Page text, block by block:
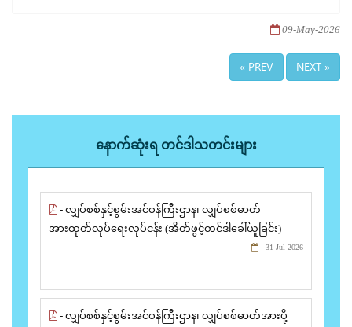
09-May-2026
« PREV NEXT »
နောက်ဆုံးရ တင်ဒါသတင်းများ
- လျှပ်စစ်နှင့်စွမ်းအင်ဝန်ကြီးဌာန၊ လျှပ်စစ်ဓာတ်
အားထုတ်လုပ်ရေးလုပ်ငန်း (အိတ်ဖွင့်တင်ဒါခေါ်ယူခြင်း)
- 31-Jul-2026
- လျှပ်စစ်နှင့်စွမ်းအင်ဝန်ကြီးဌာန၊ လျှပ်စစ်ဓာတ်အားပို့